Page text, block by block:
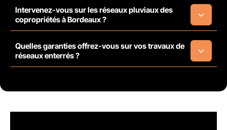
Intervenez-vous sur les réseaux pluviaux des
copropriétés à Bordeaux ?
Quelles garanties offrez-vous sur vos travaux de
réseaux enterrés ?